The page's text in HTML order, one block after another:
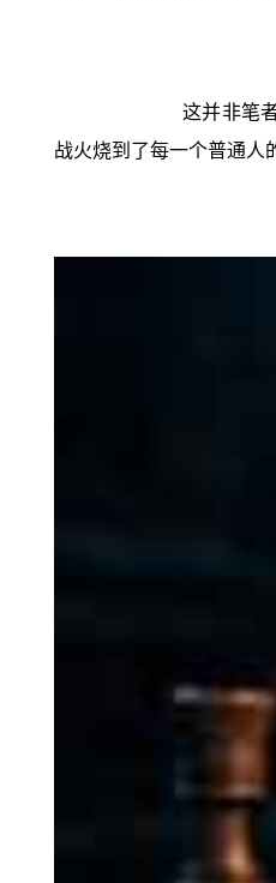
这并非笔
战火烧到了每一个普通人